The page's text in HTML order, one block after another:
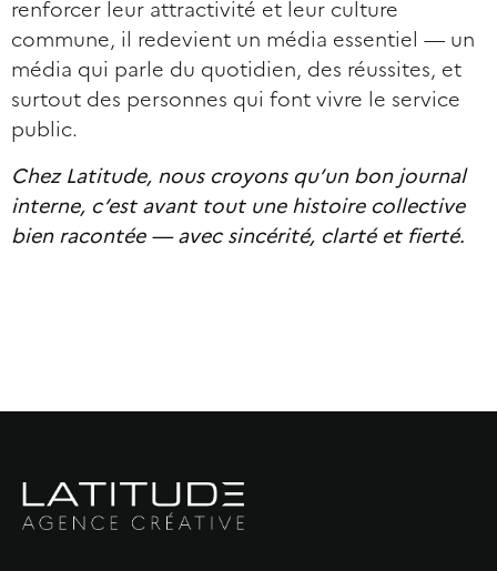
renforcer leur attractivité et leur culture
commune, il redevient un média essentiel — un
média qui parle du quotidien, des réussites, et
surtout des personnes qui font vivre le service
public.
Chez Latitude, nous croyons qu’un bon journal
interne, c’est avant tout une histoire collective
bien racontée — avec sincérité, clarté et fierté.